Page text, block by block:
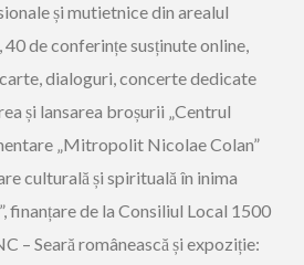
și mutietnice din arealul
de conferințe susținute online,
dialoguri, concerte dedicate
și lansarea broșurii „Centrul
„Mitropolit Nicolae Colan”
culturală și spirituală în inima
finanțare de la Consiliul Local 1500
– Seară românească și expoziție: